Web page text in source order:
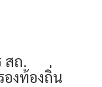
สถ.
องท้องถิ่น